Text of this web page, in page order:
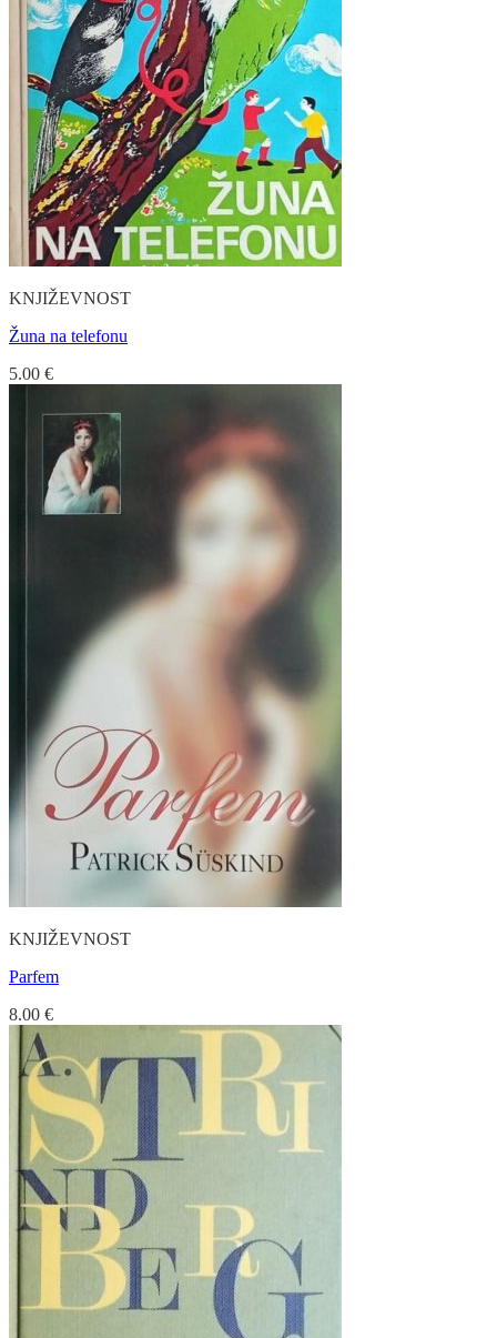
KNJIŽEVNOST
Žuna na telefonu
5.00 €
KNJIŽEVNOST
Parfem
8.00 €